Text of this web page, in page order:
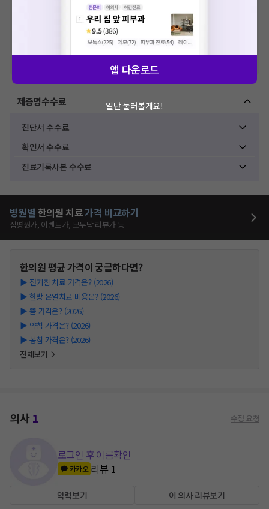
추가비용 등으로 실제 가격과 상이할 수 있으니, 정확
한 가격은 해당 의료기관에 직접 문의해주세요.
건강보험심사평가원
에 고지되어 있는 급여 진료 기준 가
격입니다. (진료와 연관된 복합적인 비용이 추가되어, 병원마다 금액이 다르게
VAT 포함
제증명수수료
진단서 수수료
확인서 수수료
진료기록사본 수수료
병원별 한의원 치료가격 비교하기
심평원가, 이벤트가, 모두닥 리뷰가 등
한의원평균 가격이 궁금하다면?
▶ 전기침 치료 가격은? (2026)
▶ 한방 온열치료 비용은? (2026)
▶ 뜸 가격은? (2026)
▶ 약침 가격은? (2026)
▶ 봉침 가격은? (2026)
전체보기
의사1 수정 요청
로그인 후 이름확인
카카오 리뷰 1
약력보기 이 의사 리뷰보기
앱 다운로드
일단 둘러볼게요!